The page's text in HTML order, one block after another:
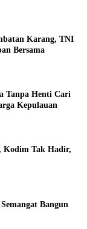
Karang, TNI
Bersama
Tanpa Henti Cari
Kepulauan
Kodim Tak Hadir,
Bangun